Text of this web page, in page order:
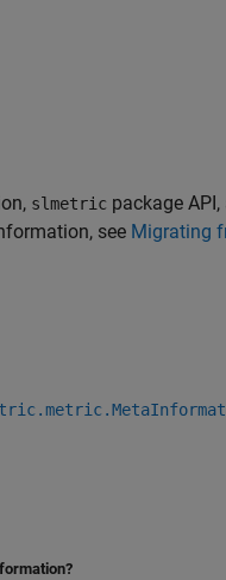
slmetric package
see Migrating